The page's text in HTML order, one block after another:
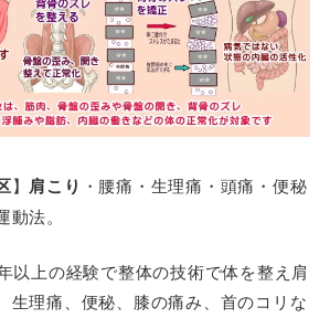
】 肩こり ・腰痛・生理痛・頭痛・便秘
動法。
以上の経験で整体の技術で体を整え肩
生理痛、便秘、膝の痛み、首のコリな